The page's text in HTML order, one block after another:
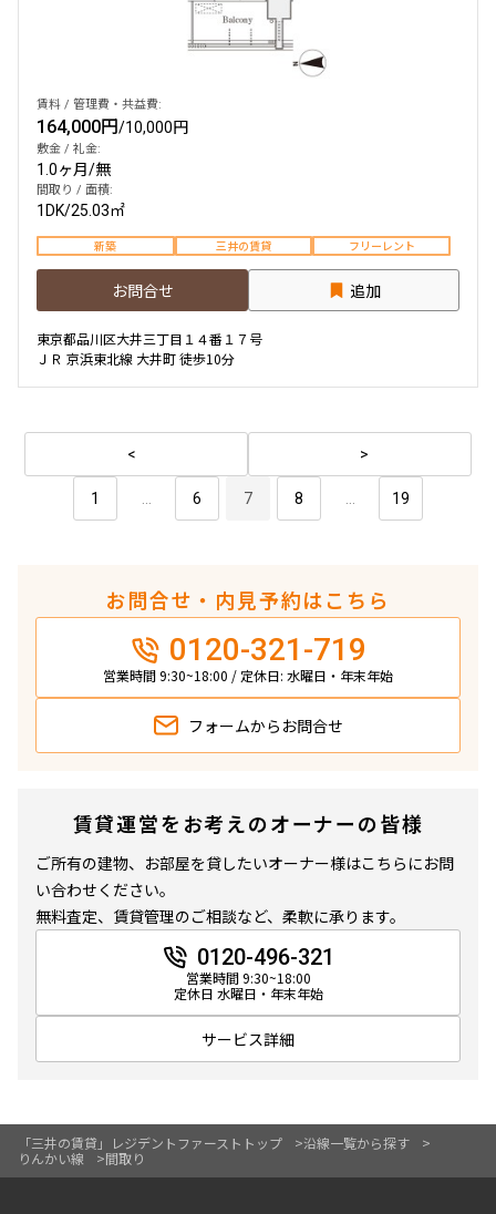
「三井の賃貸」レジデントファーストトップ
沿線一覧から探す
りんかい線
間取り
賃料 / 管理費・共益費:
164,000円/10,000円
敷金 / 礼金:
1.0ヶ月/無
間取り / 面積:
1DK/25.03㎡
新築 三井の賃貸 フリーレント
お問合せ 追加
東京都品川区大井三丁目１４番１７号
ＪＲ 京浜東北線 大井町 徒歩10分
1 ... 6 7 8 ... 19
お問合せ・内見予約はこちら
0120-321-719
営業時間 9:30~18:00 / 定休日: 水曜日・年末年始
フォームから お問合せ
賃貸運営をお考えのオーナーの皆様
ご所有の建物、お部屋を貸したいオーナー様はこちらにお問
い合わせください。
無料査定、賃貸管理のご相談など、柔軟に承ります。
0120-496-321
営業時間 9:30~18:00
定休日 水曜日・年末年始
サービス詳細